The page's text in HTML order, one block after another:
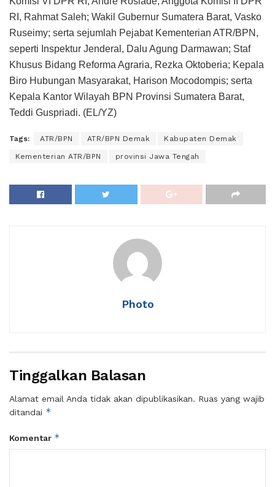
RI, Rahmat Saleh; Wakil Gubernur Sumatera Barat, Vasko
Ruseimy; serta sejumlah Pejabat Kementerian ATR/BPN,
seperti Inspektur Jenderal, Dalu Agung Darmawan; Staf
Khusus Bidang Reforma Agraria, Rezka Oktoberia; Kepala
Biro Hubungan Masyarakat, Harison Mocodompis; serta
Kepala Kantor Wilayah BPN Provinsi Sumatera Barat,
Teddi Guspriadi. (EL/YZ)
Tags: ATR/BPN ATR/BPN Demak Kabupaten Demak
Kementerian ATR/BPN provinsi Jawa Tengah
Photo
Tinggalkan Balasan
Alamat email Anda tidak akan dipublikasikan. Ruas yang wajib
ditandai *
Komentar *